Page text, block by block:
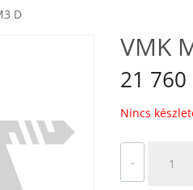
D
VMK
21 760
Nincs
-
MASTER